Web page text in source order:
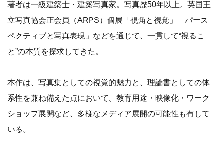
著者は一級建築士・建築写真家。写真歴50年以上。英国王
立写真協会正会員（ARPS）個展「視角と視覚」「パース
ペクティブと写真表現」などを通じて、一貫して“視るこ
と”の本質を探求してきた。
本作は、写真集としての視覚的魅力と、理論書としての体
系性を兼ね備えた点において、教育用途・映像化・ワーク
ショップ展開など、多様なメディア展開の可能性も有して
いる。